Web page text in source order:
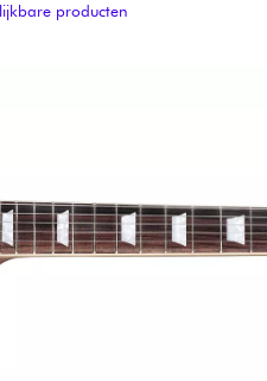
Sets
producten